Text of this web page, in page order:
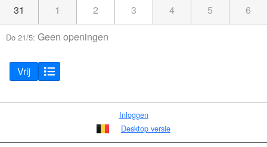
31 1 2 3 4 5 6
Do 21/5: Geen openingen
Vrij
Inloggen
Desktop versie